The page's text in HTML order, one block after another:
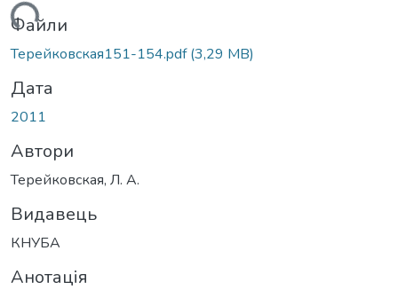
Файли
Терейковская151-154.pdf(3,29 MB)
Дата
2011
Автори
Терейковская, Л. А.
Видавець
КНУБА
Анотація